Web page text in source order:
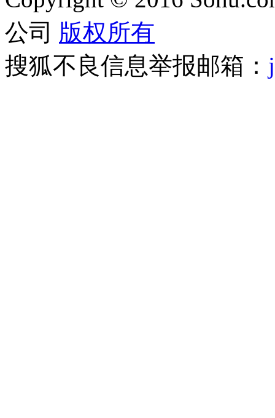
公司 版权所有
搜狐不良信息举报邮箱：